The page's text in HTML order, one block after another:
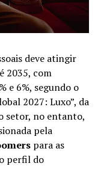
deve atingir
2035, com
e 6%, segundo o
2027: Luxo”, da
setor, no entanto,
pela
para as
perfil do